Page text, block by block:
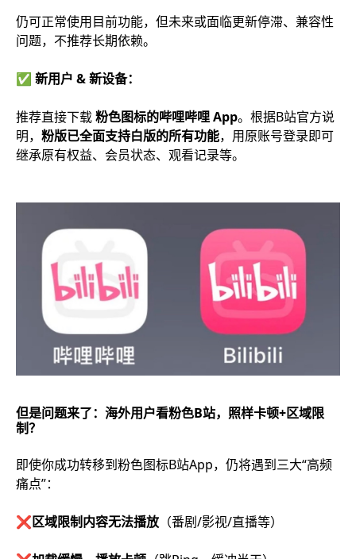
仍可正常使用目前功能，但未来或面临更新停滞、兼容性
问题，不推荐长期依赖。
✅ 新用户 & 新设备：
推荐直接下载粉色图标的哔哩哔哩 App。根据B站官方说
明， 粉版已全面支持白版的所有功能，用原账号登录即可
继承原有权益、会员状态、观看记录等。
但是问题来了：海外用户看粉色B站，照样卡顿+区域限
制？
即使你成功转移到粉色图标B站App，仍将遇到三大“高频
痛点”：
❌区域限制内容无法播放 （番剧/影视/直播等）